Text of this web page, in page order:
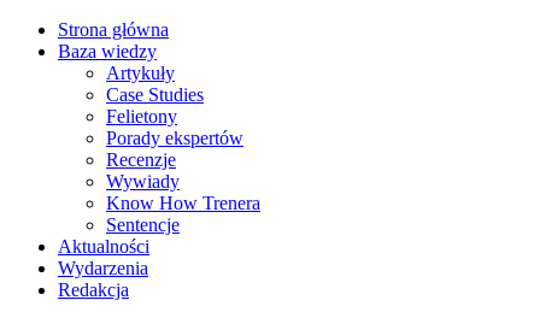
Strona główna
Baza wiedzy
Artykuły
Case Studies
Felietony
Porady ekspertów
Recenzje
Wywiady
Know How Trenera
Sentencje
Aktualności
Wydarzenia
Redakcja